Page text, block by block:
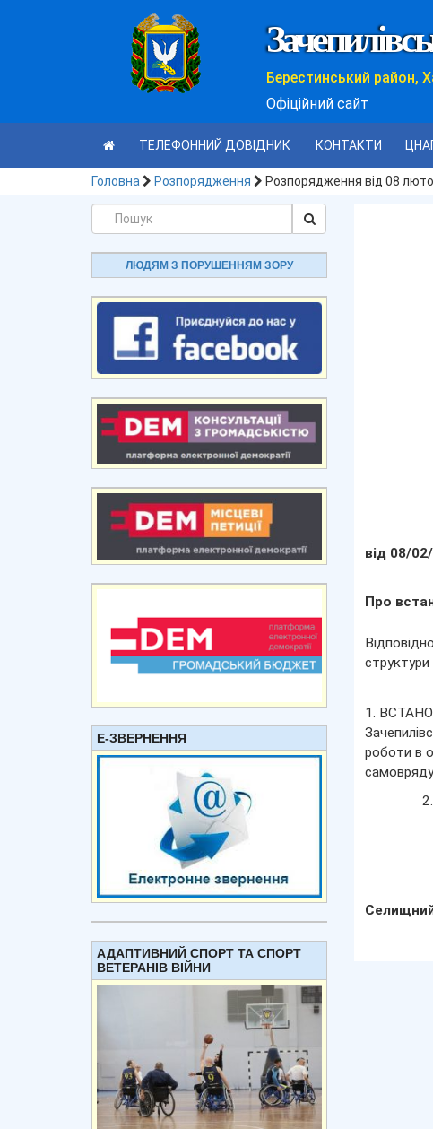
Берестинський район,
Офіційний сайт
ТЕЛЕФОННИЙ ДОВІДНИК КОНТАКТИ
Головна Розпорядження Розпорядження від 08
ЛЮДЯМ З ПОРУШЕННЯМ ЗОРУ
Е-ЗВЕРНЕННЯ
АДАПТИВНИЙ СПОРТ ТА СПОРТ
ВЕТЕРАНІВ ВІЙНИ
від 08/
Про
структури
1.
роботи в